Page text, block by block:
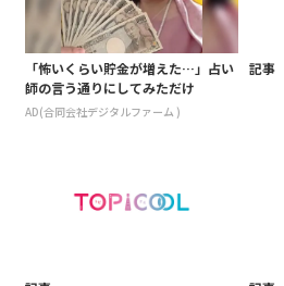
「怖いくらい貯金が増えた…」占い
師の言う通りにしてみただけ
AD(合同会社デジタルファーム )
記事